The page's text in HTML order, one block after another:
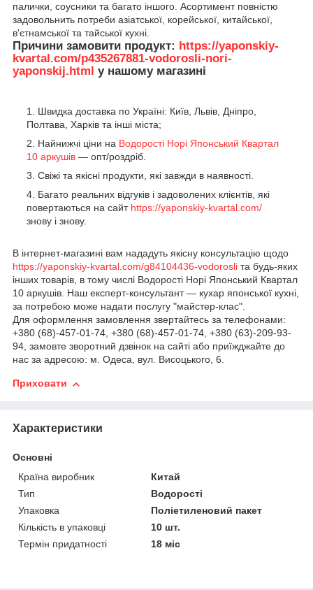
палички, соусники та багато іншого. Асортимент повністю
задовольнить потреби азіатської, корейської, китайської,
в'єтнамської та тайської кухні.
Причини замовити продукт: https://yaponskiy-
kvartal.com/p435267881-vodorosli-nori-
yaponskij.html у нашому магазині
Швидка доставка по Україні: Київ, Львів, Дніпро,
Полтава, Харків та інші міста;
Найнижчі ціни на Водорості Норі Японський Квартал
10 аркушів — опт/роздріб.
Свіжі та якісні продукти, які завжди в наявності.
Багато реальних відгуків і задоволених клієнтів, які
повертаються на сайт https://yaponskiy-kvartal.com/
знову і знову.
В інтернет-магазині вам нададуть якісну консультацію щодо
https://yaponskiy-kvartal.com/g84104436-vodorosli та будь-яких
інших товарів, в тому числі Водорості Норі Японський Квартал
10 аркушів. Наш експерт-консультант — кухар японської кухні,
за потребою може надати послугу "майстер-клас".
Для оформлення замовлення звертайтесь за телефонами:
+380 (68)-457-01-74, +380 (68)-457-01-74, +380 (63)-209-93-
94, замовте зворотний дзвінок на сайті або приїжджайте до
нас за адресою: м. Одеса, вул. Висоцького, 6.
Приховати
Характеристики
Основні
Країна виробник
Китай
Тип
Водорості
Упаковка
Поліетиленовий пакет
Кількість в упаковці
10 шт.
Термін придатності
18 міс